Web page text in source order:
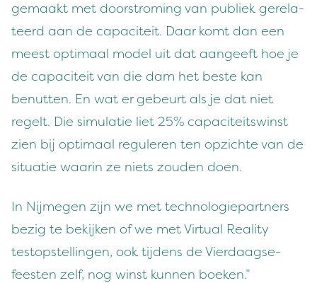
gemaakt met doorstro­ming van pub­liek gere­la­
teerd aan de capaciteit. Daar komt dan een
meest opti­maal mod­el uit dat aangeeft hoe je
de capaciteit van die dam het beste kan
benut­ten. En wat er gebeurt als je dat niet
regelt. Die sim­u­latie liet 25% capaciteitswinst
zien bij opti­maal reg­uleren ten opzichte van de
sit­u­atie waarin ze niets zouden doen.
In Nijmegen zijn we met tech­nolo­giepart­ners
bezig te bek­ijken of we met Vir­tu­al Real­i­ty
testop­stellin­gen, ook tij­dens de Vier­daagse­
feesten zelf, nog winst kun­nen boeken.”